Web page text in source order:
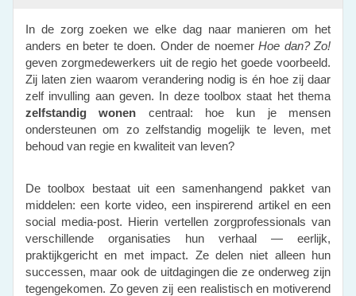
In de zorg zoeken we elke dag naar manieren om het
anders en beter te doen. Onder de noemer Hoe dan? Zo!
geven zorgmedewerkers uit de regio het goede voorbeeld.
Zij laten zien waarom verandering nodig is én hoe zij daar
zelf invulling aan geven. In deze toolbox staat het thema
zelfstandig wonen centraal: hoe kun je mensen
ondersteunen om zo zelfstandig mogelijk te leven, met
behoud van regie en kwaliteit van leven?
De toolbox bestaat uit een samenhangend pakket van
middelen: een korte video, een inspirerend artikel en een
social media-post. Hierin vertellen zorgprofessionals van
verschillende organisaties hun verhaal — eerlijk,
praktijkgericht en met impact. Ze delen niet alleen hun
successen, maar ook de uitdagingen die ze onderweg zijn
tegengekomen. Zo geven zij een realistisch en motiverend